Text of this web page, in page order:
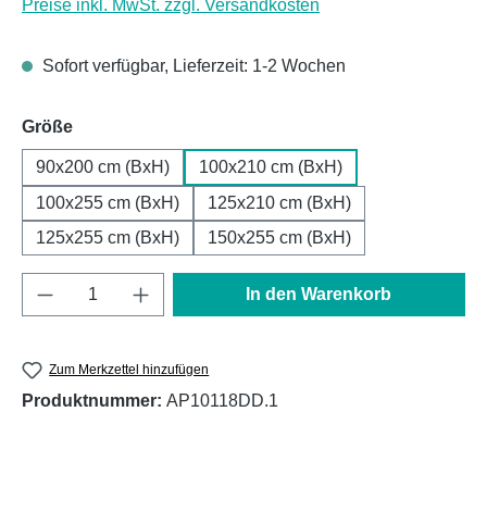
Preise inkl. MwSt. zzgl. Versandkosten
Sofort verfügbar, Lieferzeit: 1-2 Wochen
Größeauswählen
90x200 cm (BxH)
100x210 cm (BxH)
100x255 cm (BxH)
125x210 cm (BxH)
125x255 cm (BxH)
150x255 cm (BxH)
Produkt Anzahl: Gib den gewünschten
In den Warenkorb
Zum Merkzettel hinzufügen
Produktnummer: AP10118DD.1